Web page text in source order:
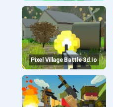
Pixel Village Battle 3d.io